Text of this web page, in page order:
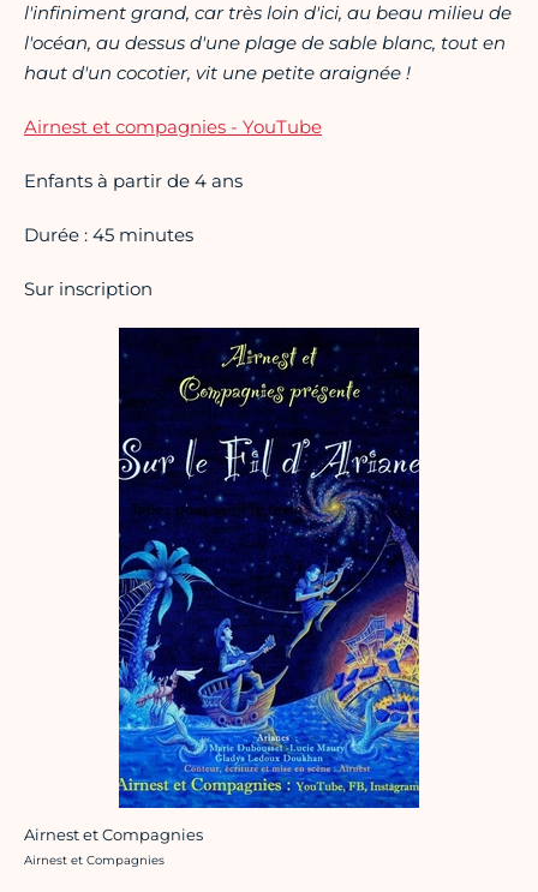
l'infiniment grand, car très loin d'ici, au beau milieu de
l'océan, au dessus d'une plage de sable blanc, tout en
haut d'un cocotier, vit une petite araignée !
Airnest et compagnies - YouTube
Enfants à partir de 4 ans
Durée : 45 minutes
Sur inscription
Airnest et Compagnies
Crédit photo :
Airnest et Compagnies